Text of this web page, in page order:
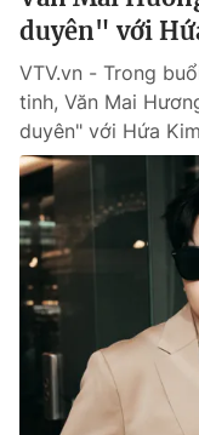
duyên" với
VTV.vn - Trong
tinh, Văn Mai
duyên" với Hứa